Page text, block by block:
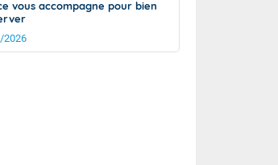
vous accompagne pour bien
2026